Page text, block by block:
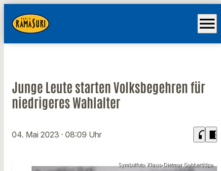
menu
Junge Leute starten Volksbegehren für
niedrigeres Wahlalter
04. Mai 2023 · 08:09 Uhr headphones chrome_reader_mode
Symbolfoto: Klaus-Dietmar Gabbert/dpa